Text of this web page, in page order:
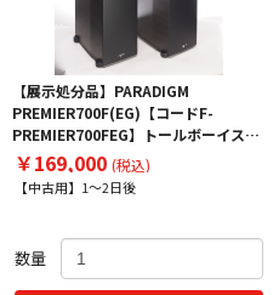
【展示処分品】PARADIGM
PREMIER700F(EG)【コードF-
PREMIER700FEG】トールボーイスピ
ーカー ペア
￥169,000 (税込)
【中古用】1～2日後
数量